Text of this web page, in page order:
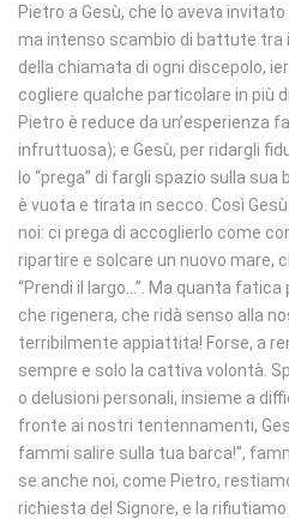
Pietro a Gesù, che lo aveva invitato
ma intenso scambio di battute tra
della chiamata di ogni discepolo,
cogliere qualche particolare in più
Pietro è reduce da un’esperienza
infruttuosa); e Gesù, per ridargli
lo “prega” di fargli spazio sulla sua
è vuota e tirata in secco. Così
noi: ci prega di accoglierlo come
ripartire e solcare un nuovo mare,
“Prendi il largo…”. Ma quanta
che rigenera, che ridà senso alla
terribilmente appiattita! Forse, a
sempre e solo la cattiva volontà.
o delusioni personali, insieme a
fronte ai nostri tentennamenti,
fammi salire sulla tua barca!”,
se anche noi, come Pietro,
richiesta del Signore, e la